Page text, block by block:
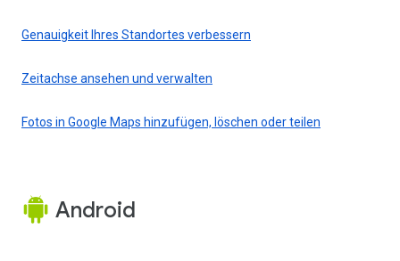
Genauigkeit Ihres Standortes verbessern
Zeitachse ansehen und verwalten
Fotos in Google Maps hinzufügen, löschen oder teilen
Android